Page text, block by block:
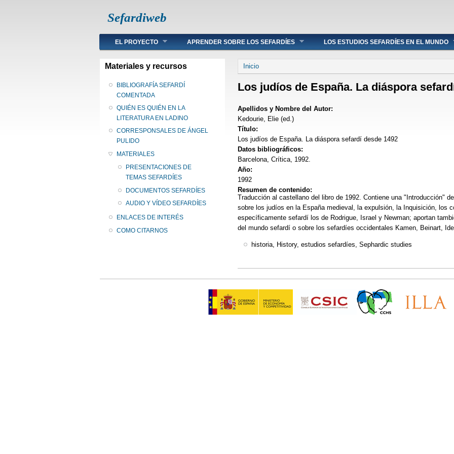
Sefardiweb
Main menu
EL PROYECTO APRENDER SOBRE LOS SEFARDÍES LOS ESTUDIOS SEFARDÍES EN EL MUNDO
Materiales y recursos
BIBLIOGRAFÍA SEFARDÍ
COMENTADA
QUIÉN ES QUIÉN EN LA
LITERATURA EN LADINO
CORRESPONSALES DE ÁNGEL
PULIDO
MATERIALES
PRESENTACIONES DE
TEMAS SEFARDÍES
DOCUMENTOS SEFARDÍES
AUDIO Y VÍDEO SEFARDÍES
ENLACES DE INTERÉS
COMO CITARNOS
Se encuentra usted aquí
Inicio
Los judíos de España. La diáspora
Apellidos y Nombre del Autor:
Kedourie, Elie (ed.)
Título:
Los judíos de España. La diáspora sefardí desde 1492
Datos bibliográficos:
Barcelona, Crítica, 1992.
Año:
1992
Resumen de contenido:
Traducción al castellano del libro de 1992. Contiene una "Introducción"
sobre los judíos en la España medieval, la expulsión, la Inquisición, los
específicamente sefardí los de Rodrigue, Israel y Newman; aportan
del mundo sefardí o sobre los sefardíes occidentales Kamen, Beinart,
historia, History, estudios sefardíes, Sephardic studies